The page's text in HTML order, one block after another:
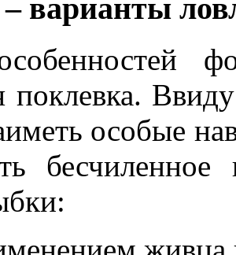
варианты
поклевка.
особые
бесчиленное